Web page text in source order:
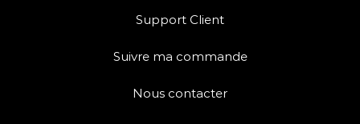
Support Client
Suivre ma commande
Nous contacter